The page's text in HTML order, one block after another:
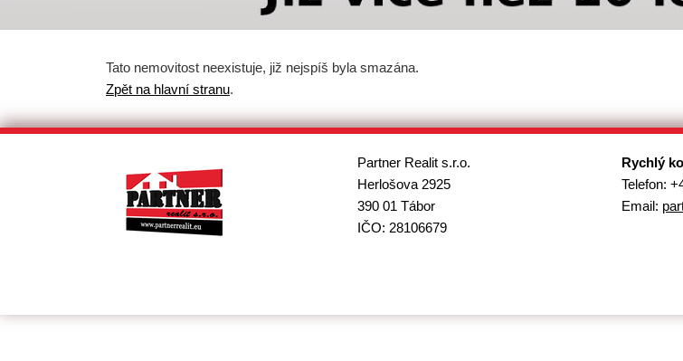
Tato nemovitost neexistuje, již nejspíš byla smazána.
Zpět na hlavní stranu.
Partner Realit s.r.o.
Herlošova 2925
390 01 Tábor
IČO: 28106679
Rychlý
Telefon:
Email: